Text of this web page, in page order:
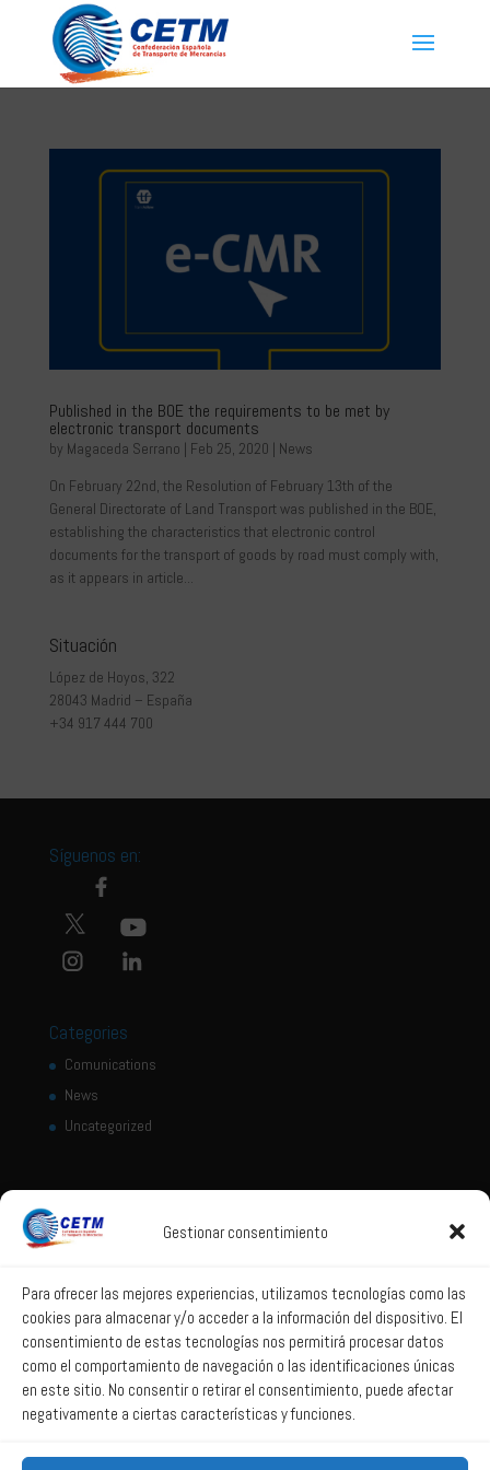
Gestionar consentimiento
Para ofrecer las mejores experiencias, utilizamos tecnologías como las
cookies para almacenar y/o acceder a la información del dispositivo. El
consentimiento de estas tecnologías nos permitirá procesar datos
como el comportamiento de navegación o las identificaciones únicas
en este sitio. No consentir o retirar el consentimiento, puede afectar
negativamente a ciertas características y funciones.
Published in the BOE the requirements to be met by
electronic transport documents
by Magaceda Serrano | Feb 25, 2020 | News
On February 22nd, the Resolution of February 13th of the
General Directorate of Land Transport was published in the BOE,
establishing the characteristics that electronic control
documents for the transport of goods by road must comply with,
as it appears in article...
Situación
López de Hoyos, 322
28043 Madrid – España
+34 917 444 700
Síguenos en:
Categories
Comunications
News
Uncategorized
López de Hoyos, 322
Legal Notice
Legal notice
Privacy policy